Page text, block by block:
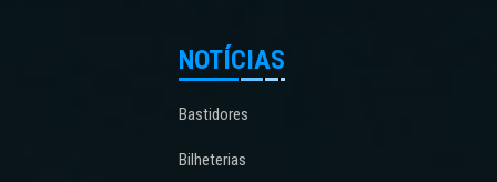
NOTÍCIAS
Bastidores
Bilheterias